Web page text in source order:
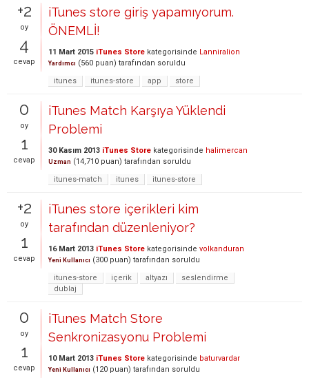
+2
oy
4
cevap
iTunes store giriş yapamıyorum.
ÖNEMLİ!
11 Mart 2015 iTunes Store kategorisinde Lanniralion
Yardımcı (560 puan) tarafından soruldu
itunes
itunes-store app store
0
oy
1
cevap
iTunes Match Karşıya Yüklendi
Problemi
30 Kasım 2013 iTunes Store kategorisinde halimercan
Uzman (14,710 puan) tarafından soruldu
itunes-match
itunes itunes-store
+2
oy
1
cevap
iTunes store içerikleri kim
tarafından düzenleniyor?
16 Mart 2013 iTunes Store kategorisinde volkanduran
Yeni Kullanıcı (300 puan) tarafından soruldu
itunes-store
içerik altyazı
seslendirme
dublaj
0
oy
1
cevap
iTunes Match Store
Senkronizasyonu Problemi
10 Mart 2013 iTunes Store kategorisinde baturvardar
Yeni Kullanıcı (120 puan) tarafından soruldu